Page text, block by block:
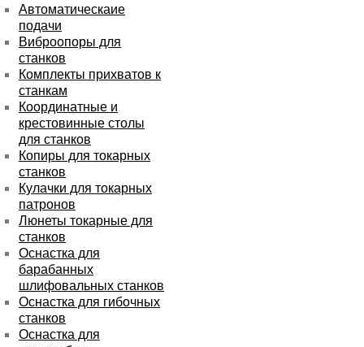
Автоматическаие
подачи
Виброопоры для
станков
Комплекты прихватов к
станкам
Координатные и
крестовинные столы
для станков
Копиры для токарных
станков
Кулачки для токарных
патронов
Люнеты токарные для
станков
Оснастка для
барабанных
шлифовальных станков
Оснастка для гибочных
станков
Оснастка для